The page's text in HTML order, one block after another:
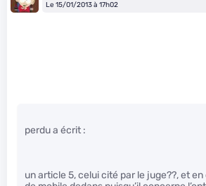
Le 15/01/2013 à 17h02
perdu a écrit :
un article 5, celui cité par le juge??, et